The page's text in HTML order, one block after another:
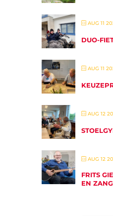
AUG 11
DUO-
AUG 11
AUG 12
AUG 12
FRITS
EN ZANG